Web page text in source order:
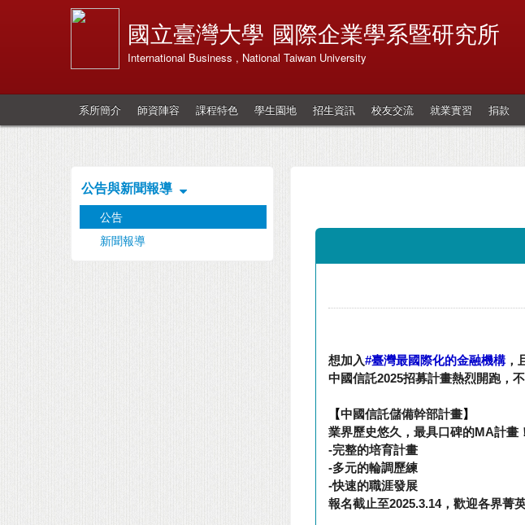
國立臺灣大學 國際企業學系暨研究所
International Business , National Taiwan University
系所簡介 師資陣容 課程特色 學生園地 招生資訊 校友交流 就業實習 捐款
公告與新聞報導
公告
新聞報導
想加入#臺灣最國際化的金融機構 ，
中國信託2025招募計畫熱烈開跑，
【中國信託儲備幹部計畫】
業界歷史悠久，最具口碑的MA計畫
-完整的培育計畫
-多元的輪調歷練
-快速的職涯發展
報名截止至2025.3.14，歡迎各界菁